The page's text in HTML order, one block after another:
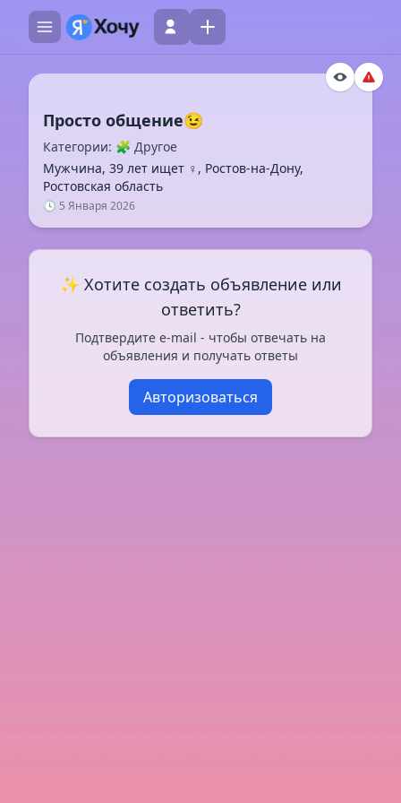
Категории: 🧩 Другое
Мужчина, 39 лет ищет ♀️, Ростов-на-Дону,
Ростовская область
🕓 5 Января 2026
✨ Хотите создать объявление или
ответить?
Подтвердите e-mail - чтобы отвечать на
объявления и получать ответы
Авторизоваться